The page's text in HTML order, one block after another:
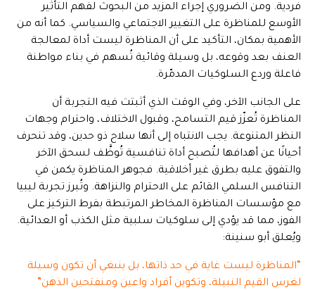
فردية. ومن الضروري إجراء المزيد من البحوث لفهم التأثير
الأوسع للمناظرة على التغيير الاجتماعي والسياسي. كما أنه من
الأهمية بمكان، التأكيد على أن المناظرة ليست أداة لمعالجة
العنف بعد وقوعه، بل وسيلة وقائية تُسهم في بناء مواطنة
فاعلة وردع السلوكيات المدمّرة.
على الجانب الآخر، وفي الوقت الذي أثبتت فيه التجربة أن
المناظرة تُعزّز قيم التسامح، وقبول الاختلاف، واحترام وجهات
النظر المتنوعة. يجب الانتباه إلى أنها سلاح ذو حدين، وقد تنحرف
أحيانًا عن أهدافها لتُصبح أداة تنافسية تُوظَّف لسحق الآخر
والتفوق عليه بطرق غير أخلاقية. فجوهر المناظرة يكمن في
التنافس السلمي القائم على الاحترام والنزاهة. وتُبرز تجربة ليبيا
مع مؤسسات المناظرة المخاطر المرتبطة بفرط التركيز على
الفوز، مما قد يؤدي إلى سلوكيات سلبية مثل الكذب أو العدائية.
ويُعلق أبو سنينة:
“المناظرة ليست غاية في حد ذاتها، بل ينبغي أن تكون وسيلة
لغرس القيم النبيلة، وتكوين أفراد واعين ومنفتحين الذهن”